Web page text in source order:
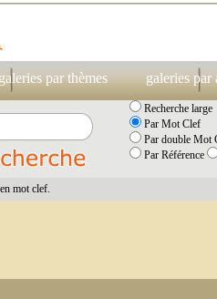
galeries par thèmes galeries par
Recherche large
Par Mot Clef
Par double Mot
Par Référence
mot clef.